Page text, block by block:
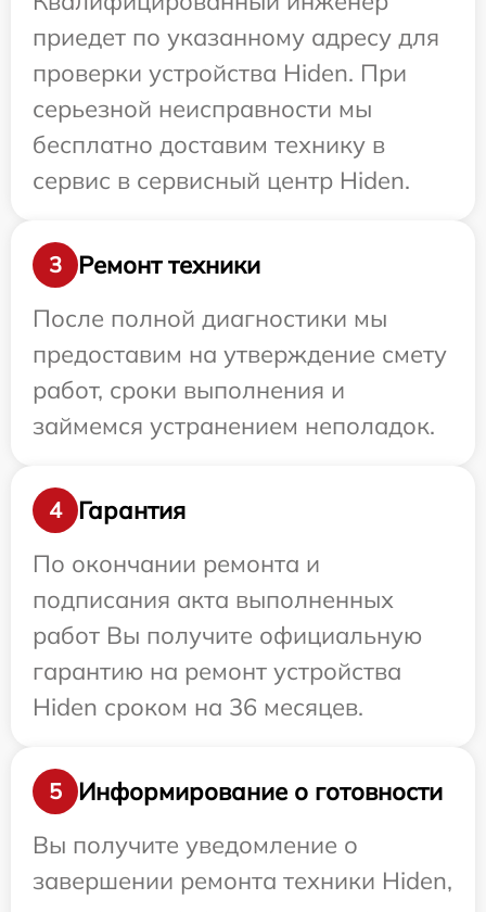
приедет по указанному адресу для
проверки устройства Hiden. При
серьезной неисправности мы
бесплатно доставим технику в
сервис в сервисный центр Hiden.
3
Ремонт техники
После полной диагностики мы
предоставим на утверждение смету
работ, сроки выполнения и
займемся устранением неполадок.
4
Гарантия
По окончании ремонта и
подписания акта выполненных
работ Вы получите официальную
гарантию на ремонт устройства
Hiden сроком на 36 месяцев.
5
Информирование о готовности
Вы получите уведомление о
завершении ремонта техники Hiden,